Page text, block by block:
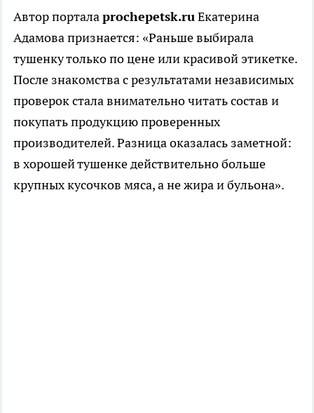
Автор порталаprochepetsk.ruЕкатерина
Адамова признается: «Раньше выбирала
тушенку только по цене или красивой этикетке.
После знакомства с результатами независимых
проверок стала внимательно читать состав и
покупать продукцию проверенных
производителей. Разница оказалась заметной:
в хорошей тушенке действительно больше
крупных кусочков мяса, а не жира и бульона».